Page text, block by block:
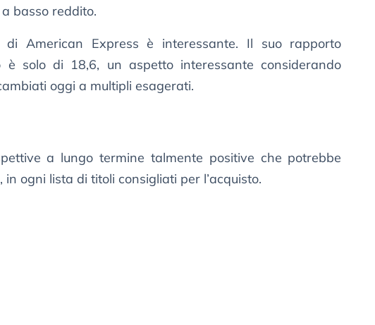
basso reddito.
di American Express è interessante. Il suo rapporto
è solo di 18,6, un aspetto interessante considerando
oggi a multipli esagerati.
a lungo termine talmente positive che potrebbe
ogni lista di titoli consigliati per l’acquisto.